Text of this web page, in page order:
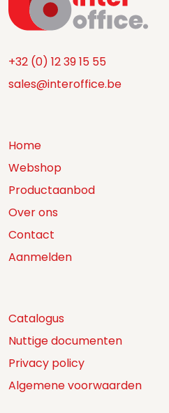
+32 (0) 12 39 15 55
sales@interoffice.be
Home
Webshop
Productaanbod
Over ons
Contact
Aanmelden
Catalogus
Nuttige documenten
Privacy policy
Algemene voorwaarden